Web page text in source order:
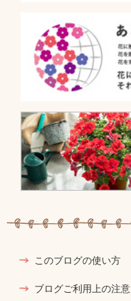
このブログの使い方
ブログご利用上の注意